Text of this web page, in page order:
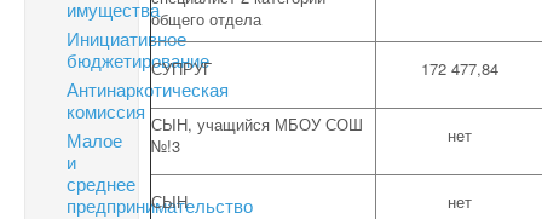
имущества
Инициативное
бюджетирование
Антинаркотическая
комиссия
Малое
и
среднее
предпринимательство
общего отдела
СУПРУГ 172 477,84
СЫН, учащийся МБОУ СОШ
№!3
нет
СЫН нет